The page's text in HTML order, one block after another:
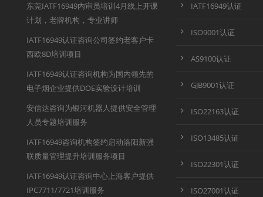
东莞IATF16949内审员培训4月线上开课
计划，老牌机构，专业讲师
IATF16949认证咨询公司签约老客户卡
西欧8D培训项目
IATF16949认证咨询机构为国内领先的
电子烟企业提供DOE实验设计培训
安信达咨询为银河机器人提供安全管理
人员专题培训服务
IATF16949咨询机构签约启动洛阳新强
联质量管理提升培训服务项目
IATF16949认证咨询中心上海客户提供
IPC7711/7721培训服务
IATF16949认证
ISO9001认证
AS9100认证
GJB9001认证
ISO22163认证
ISO13485认证
ISO22301认证
ISO27001认证